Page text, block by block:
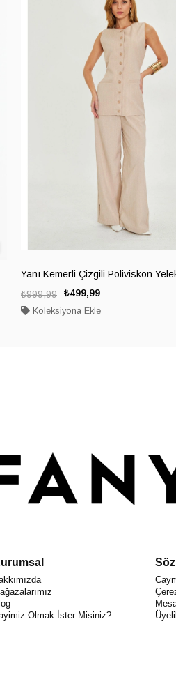
Yanı Kemerli Çizgili Poliviskon
₺499,99
₺999,99
Koleksiyona Ekle
Olmak İster Misiniz?